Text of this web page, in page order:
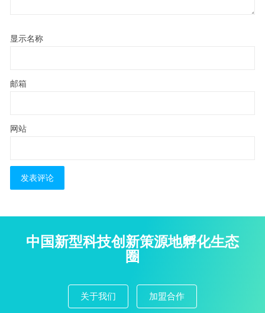
显示名称
邮箱
网站
中国新型科技创新策源地孵化生态
圈
关于我们 加盟合作